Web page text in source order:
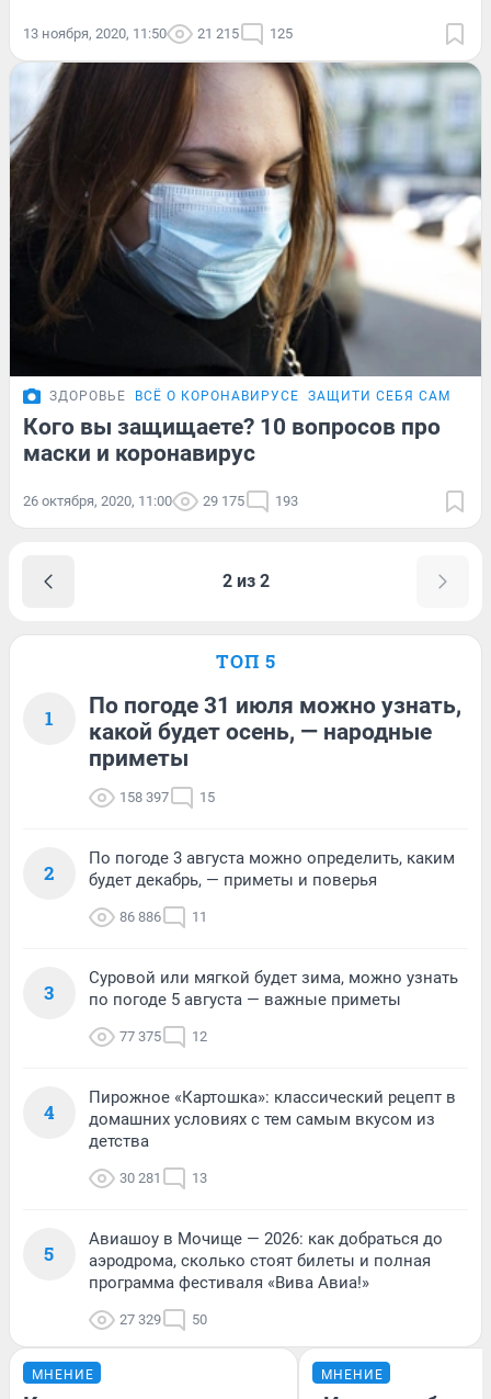
13 ноября, 2020, 11:50 21 215 125
ЗДОРОВЬЕ ВСЁ О КОРОНАВИРУСЕ ЗАЩИТИ СЕБЯ САМ
Кого вы защищаете? 10 вопросов про
маски и коронавирус
26 октября, 2020, 11:00 29 175 193
2 из 2
ТОП 5
1
По погоде 31 июля можно узнать,
какой будет осень, — народные
приметы
158 397 15
2
По погоде 3 августа можно определить, каким
будет декабрь, — приметы и поверья
86 886 11
3
Суровой или мягкой будет зима, можно узнать
по погоде 5 августа — важные приметы
77 375 12
4
Пирожное «Картошка»: классический рецепт в
домашних условиях с тем самым вкусом из
детства
30 281 13
5
Авиашоу в Мочище — 2026: как добраться до
аэродрома, сколько стоят билеты и полная
программа фестиваля «Вива Авиа!»
27 329 50
МНЕНИЕ МНЕНИЕ